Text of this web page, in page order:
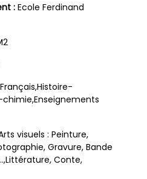
: Ecole Ferdinand
Français,Histoire-
visuels : Peinture,
Gravure, Bande
Conte,